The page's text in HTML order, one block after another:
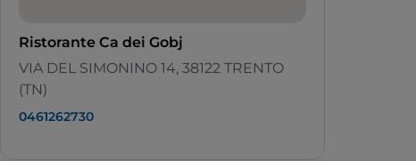
Ristorante Ca dei Gobj
VIA DEL SIMONINO 14, 38122 TRENTO
(TN)
0461262730